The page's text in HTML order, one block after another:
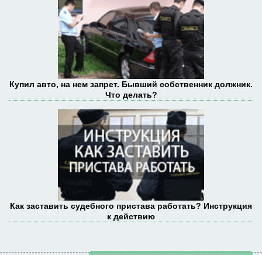
Купил авто, на нем запрет. Бывший собственник должник.
Что делать?
Как заставить судебного пристава работать? Инструкция
к действию